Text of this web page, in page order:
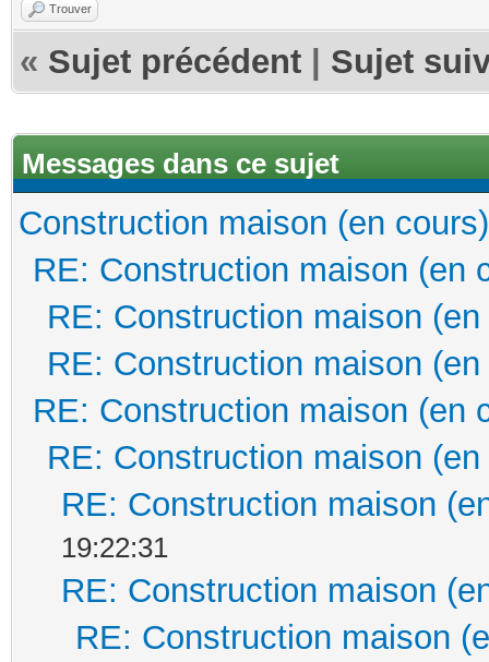
Trouver
« Sujet précédent Sujet
Messages dans ce sujet
Construction maison (en cours)
RE: Construction maison (en
RE: Construction maison
RE: Construction maison
RE: Construction maison (en
RE: Construction maison
RE: Construction maison
19:22:31
RE: Construction maison
RE: Construction maison